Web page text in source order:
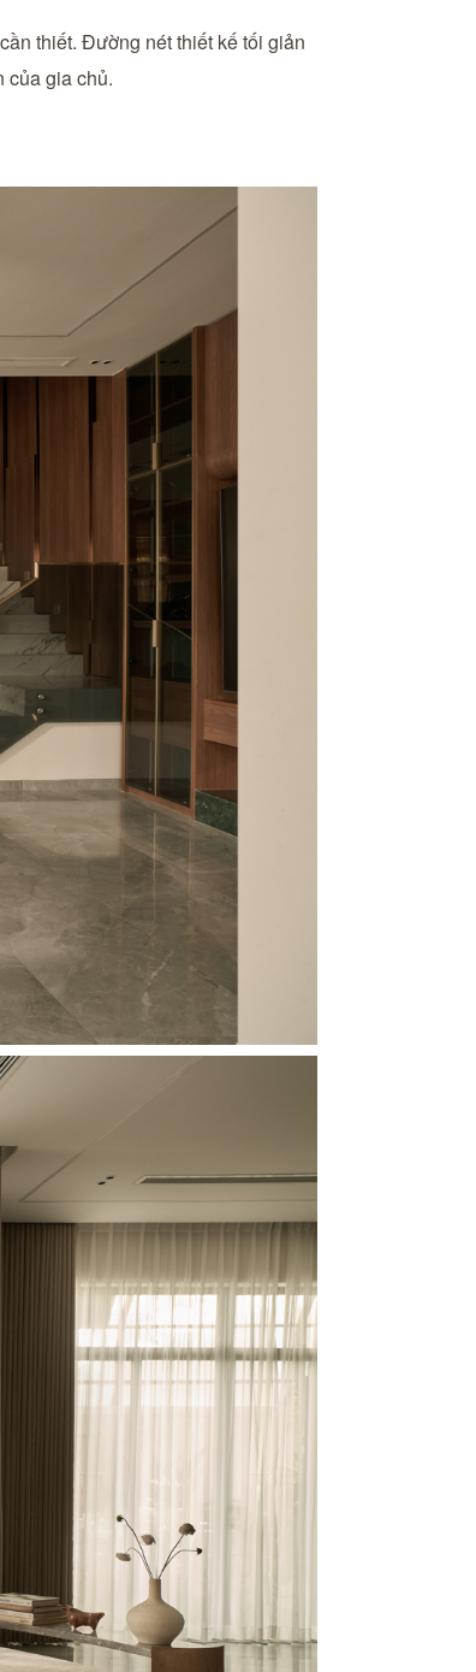
thiết. Đường nét thiết kế tối giản
của gia chủ.